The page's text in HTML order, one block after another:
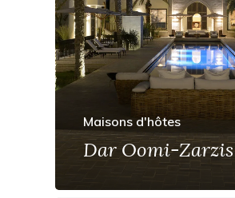
Maisons d'hôtes
Dar Oomi-Zarzis